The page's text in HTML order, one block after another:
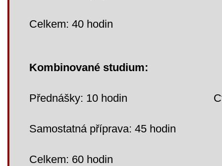
Celkem: 40 hodin
Kombinované studium:
Přednášky: 10 hodin
Samostatná příprava: 45 hodin
Celkem: 60 hodin